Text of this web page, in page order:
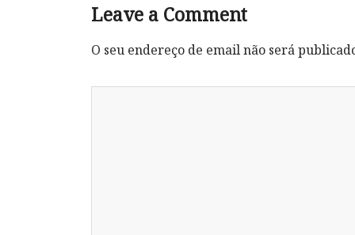
Leave a Comment
O seu endereço de email não será